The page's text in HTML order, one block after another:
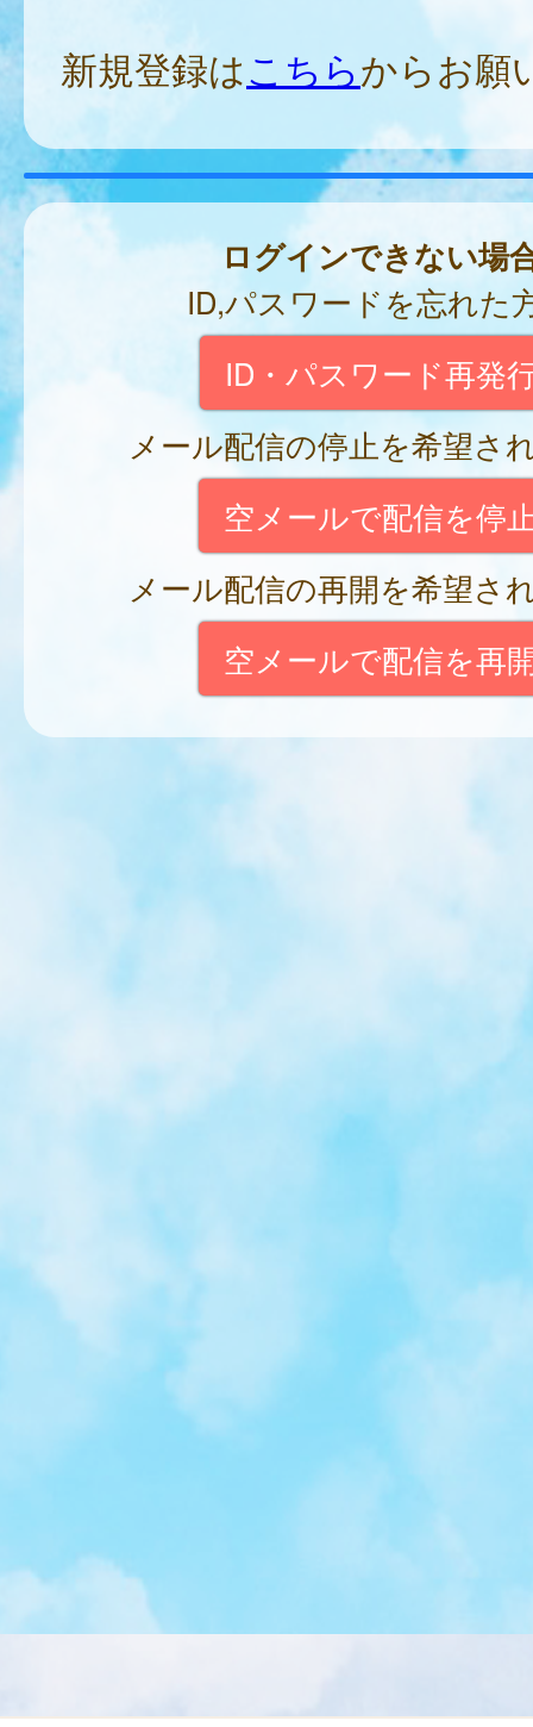
新規登録はこちらからお願
ログインできない場
ID,パスワードを忘れた
ID・パスワード再発
メール配信の停止を希望さ
空メールで配信を停
メール配信の再開を希望さ
空メールで配信を再